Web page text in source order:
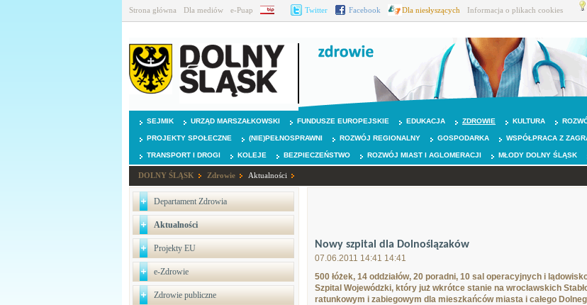
Strona główna Dla mediów e-Puap BIP Twitter Facebook Dla niesłyszących Informacja o plikach cookies
SEJMIK URZĄD MARSZAŁKOWSKI FUNDUSZE EUROPEJSKIE EDUKACJA ZDROWIE KULTURA
PROJEKTY SPOŁECZNE (NIE)PEŁNOSPRAWNI ROZWÓJ REGIONALNY GOSPODARKA WSPÓŁPRACA Z
TRANSPORT I DROGI KOLEJE BEZPIECZEŃSTWO ROZWÓJ MIAST I AGLOMERACJI MŁODY DOLNY ŚLĄSK
DOLNY ŚLĄSK Zdrowie Aktualności
Departament Zdrowia
Aktualności
Projekty EU
e-Zdrowie
Zdrowie publiczne
Nowy szpital dla Dolnoślązaków
07.06.2011 14:41 14:41
500 łóżek, 14 oddziałów, 20 poradni, 10 sal operacyjnych i
Szpital Wojewódzki, który już wkrótce stanie na wrocławskich
ratunkowym i zabiegowym dla mieszkańców miasta i całego